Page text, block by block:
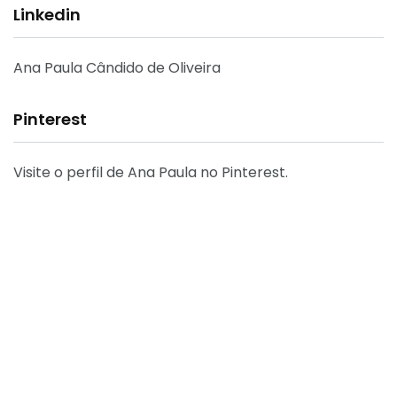
Linkedin
Ana Paula Cândido de Oliveira
Pinterest
Visite o perfil de Ana Paula no Pinterest.